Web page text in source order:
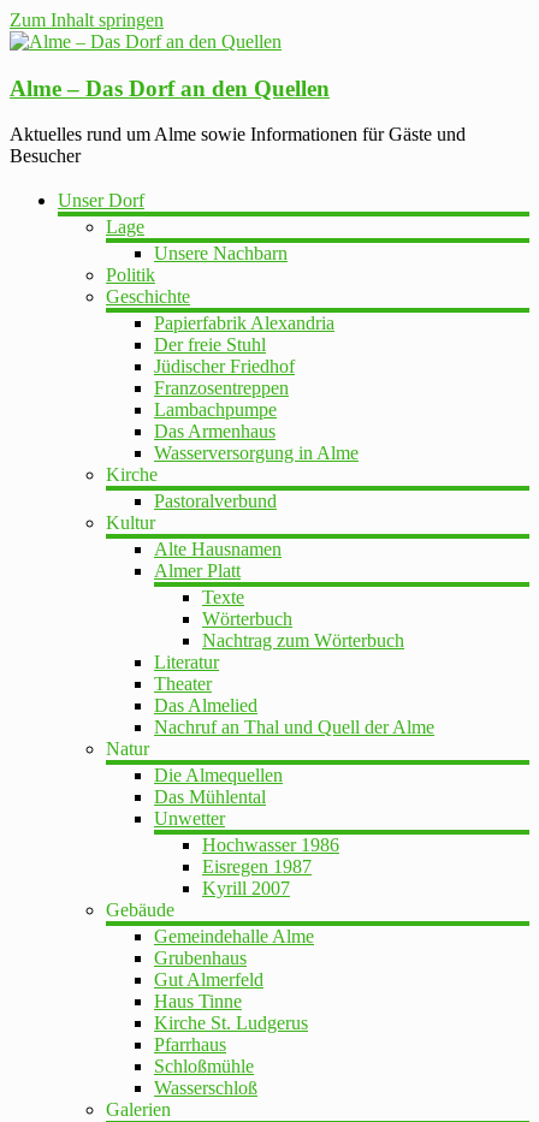
Zum Inhalt springen
Alme – Das Dorf an den Quellen
Aktuelles rund um Alme sowie Informationen für Gäste und
Besucher
Unser Dorf
Lage
Unsere Nachbarn
Politik
Geschichte
Papierfabrik Alexandria
Der freie Stuhl
Jüdischer Friedhof
Franzosentreppen
Lambachpumpe
Das Armenhaus
Wasserversorgung in Alme
Kirche
Pastoralverbund
Kultur
Alte Hausnamen
Almer Platt
Texte
Wörterbuch
Nachtrag zum Wörterbuch
Literatur
Theater
Das Almelied
Nachruf an Thal und Quell der Alme
Natur
Die Almequellen
Das Mühlental
Unwetter
Hochwasser 1986
Eisregen 1987
Kyrill 2007
Gebäude
Gemeindehalle Alme
Grubenhaus
Gut Almerfeld
Haus Tinne
Kirche St. Ludgerus
Pfarrhaus
Schloßmühle
Wasserschloß
Galerien